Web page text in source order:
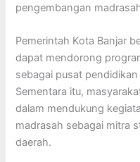
pengembangan
Pemerintah Kota Banjar
dapat mendorong
sebagai pusat
Sementara itu,
dalam mendukung
madrasah sebagai mitra
daerah.